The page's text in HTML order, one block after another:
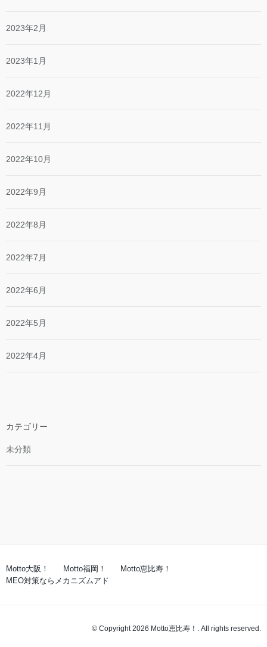
2023年2月
2023年1月
2022年12月
2022年11月
2022年10月
2022年9月
2022年8月
2022年7月
2022年6月
2022年5月
2022年4月
カテゴリー
未分類
Motto大阪！ Motto福岡！
Motto恵比寿！
MEO対策ならメカニズムアド
© Copyright 2026 Motto恵比寿！. All rights reserved.